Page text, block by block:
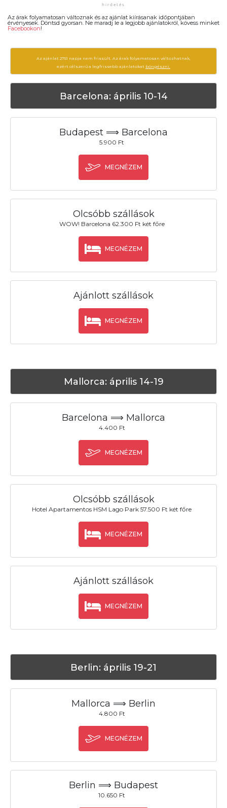
Az árak folyamatosan változnak és az ajánlat kiírásanak időpontjában
érvényesek. Döntsd gyorsan. Ne maradj le a legjobb ajánlatokról, kövess minket
Facebookon!
Az ajánlat 2751 napja nem frissült. Az árak folyamatosan változhatnak,
ezért célszerű a legfrissebb ajánlatokat böngészni.
Barcelona: április 10-14
Budapest ⟹ Barcelona
5.900 Ft
MEGNÉZEM
Olcsóbb szállások
WOW! Barcelona 62.300 Ft két főre
MEGNÉZEM
Ajánlott szállások
MEGNÉZEM
Mallorca: április 14-19
Barcelona ⟹ Mallorca
4.400 Ft
MEGNÉZEM
Olcsóbb szállások
Hotel Apartamentos HSM Lago Park 57.500 Ft két főre
MEGNÉZEM
Ajánlott szállások
MEGNÉZEM
Berlin: április 19-21
Mallorca ⟹ Berlin
4.800 Ft
MEGNÉZEM
Berlin ⟹ Budapest
10.650 Ft